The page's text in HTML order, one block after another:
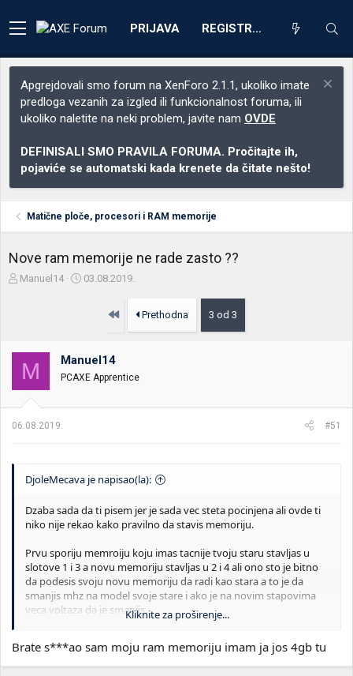
PRIJAVA REGISTRACIJA
Apgrejdovali smo forum na XenForo 2.1.1, ukoliko imate
predloga vezanih za izgled ili funkcionalnost foruma, ili
ukoliko naletite na neki problem, javite nam OVDE
DEFINISALI SMO PRAVILA FORUMA. Pročitajte ih,
pojaviće se automatski kada krenete da čitate nešto!
Matične ploče, procesori i RAM memorije
Nove ram memorije ne rade zasto ??
Z
k
t
e
m
Manuel14
D
o
k
e
a
03.08.2019.
Prvo Prethodna 3 od 3
M Manuel14
PCAXE Apprentice
06.08.2019. #51
DjoleMecava je napisao(la):
Dzaba sada da ti pisem jer je sada vec steta pocinjena ali ovde ti
niko nije rekao kako pravilno da stavis memoriju.
Prvu sporiju memroiju koju imas tacnije tvoju staru stavljas u
slotove 1 i 3 a novu memoriju stavljas u 2 i 4 ali ono sto je bitno
da podesis svoju novu memoriju da radi kao stara a to je da
smanjis mhz na model svoje stare i ako je na novim stapovima
veca voltaza da je smanjis.
memorija a drugo da znas sta radis u biosu. Ali kao sto rekoh
dzaba ti sada pisati kada je steta napravljena.
Kliknite za proširenje...
Brate s***ao sam moju ram memoriju imam ja jos 4gb tu